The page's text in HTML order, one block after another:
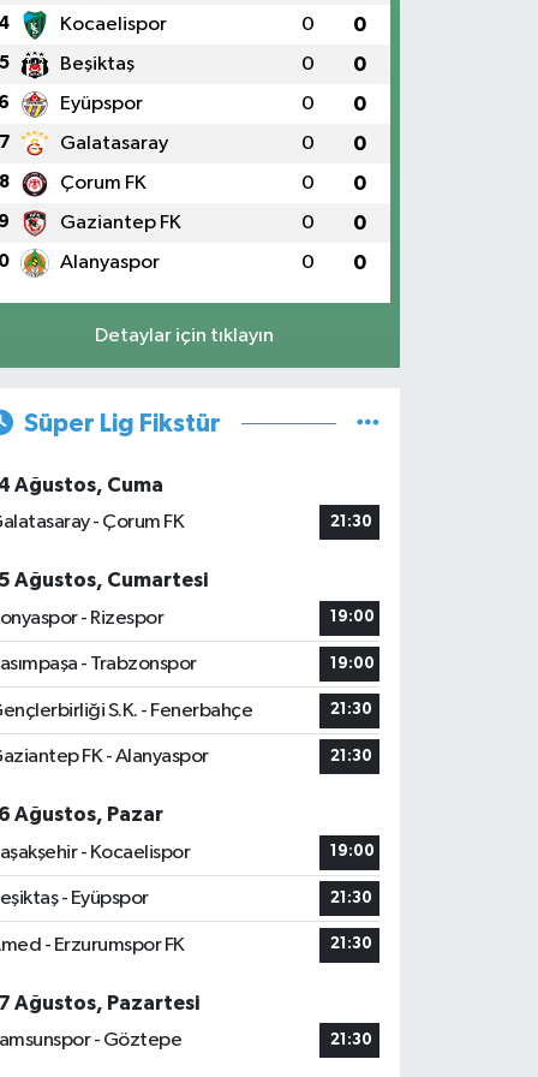
4 Kocaelispor 0 0
5 Beşiktaş 0 0
6 Eyüpspor 0 0
7 Galatasaray 0 0
8 Çorum FK 0 0
9 Gaziantep FK 0 0
Alanyaspor 0 0
Detaylar için tıklayın
Süper Lig Fikstür
Ağustos, Cuma
- Çorum FK
21:30
Ağustos, Cumartesi
- Rizespor
19:00
- Trabzonspor 19:00
S.K. - Fenerbahçe 21:30
FK - Alanyaspor 21:30
Ağustos, Pazar
- Kocaelispor
19:00
- Eyüpspor 21:30
- Erzurumspor FK 21:30
Ağustos, Pazartesi
- Göztepe
21:30